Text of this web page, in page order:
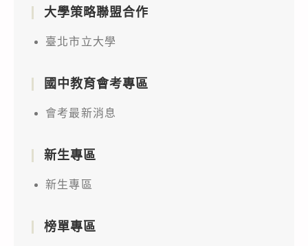
大學策略聯盟合作
臺北市立大學
國中教育會考專區
會考最新消息
新生專區
新生專區
榜單專區